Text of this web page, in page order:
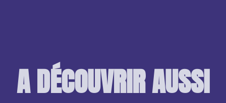
A DÉCOUVRIR AUSSI